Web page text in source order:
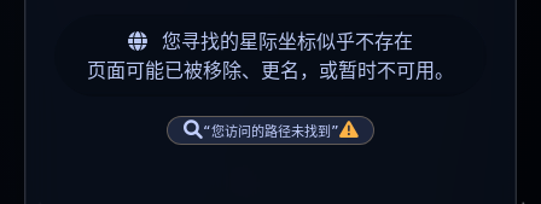
您寻找的星际坐标似乎不存在
页面可能已被移除、更名，或暂时不可用。
“您访问的路径未找到”